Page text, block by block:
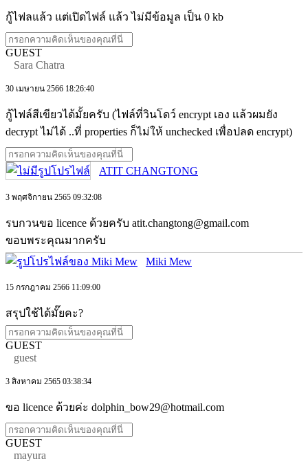
กู้ไฟลแล้ว แต่เปิดไฟล์ แล้ว ไม่มีข้อมูล เป็น 0 kb
GUEST
Sara Chatra
30 เมษายน 2566 18:26:40
กู้ไฟล์สีเขียวได้มั้ยครับ (ไฟล์ที่วินโดว์ encrypt เอง เเล้วผมยัง
decrypt ไม่ได้ ..ที่ properties ก็ไม่ให้ unchecked เพื่อปลด encrypt)
ATIT CHANGTONG
3 พฤศจิกายน 2565 09:32:08
รบกวนขอ licence ด้วยครับ atit.changtong@gmail.com
ขอบพระคุณมากครับ
Miki Mew
15 กรกฎาคม 2566 11:09:00
สรุปใช้ได้มั๊ยคะ?
GUEST
guest
3 สิงหาคม 2565 03:38:34
ขอ licence ด้วยค่ะ dolphin_bow29@hotmail.com
GUEST
mayura